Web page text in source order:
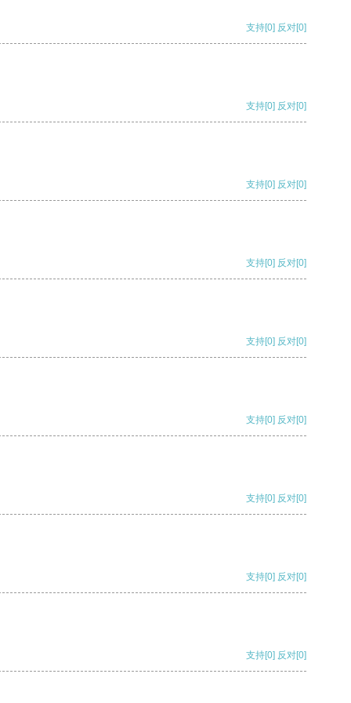
支持[0] 反对[0]
支持[0] 反对[0]
支持[0] 反对[0]
支持[0] 反对[0]
支持[0] 反对[0]
支持[0] 反对[0]
支持[0] 反对[0]
支持[0] 反对[0]
支持[0] 反对[0]